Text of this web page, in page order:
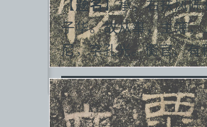
【题名】承，右扶风
子华。故从事，主簿
尼，字孔光。衡官、有